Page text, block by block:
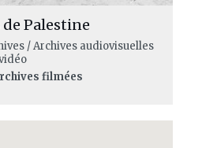
Palestine
/ Archives audiovisuelles
filmées